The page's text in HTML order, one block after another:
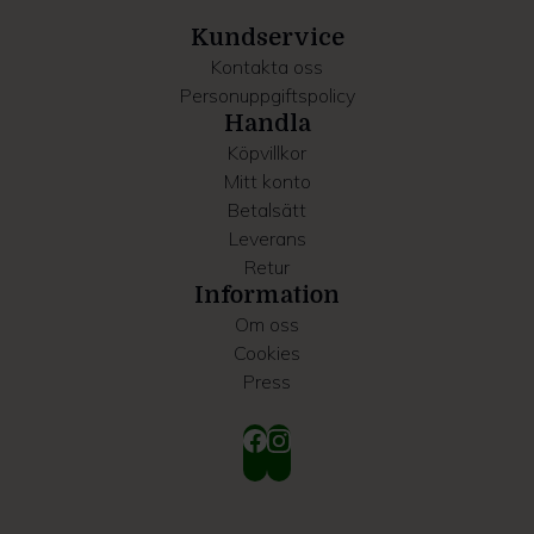
Kundservice
Kontakta oss
Personuppgiftspolicy
Handla
Köpvillkor
Mitt konto
Betalsätt
Leverans
Retur
Information
Om oss
Cookies
Press